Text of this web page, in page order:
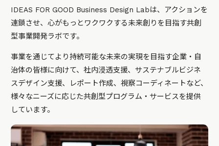
IDEAS FOR GOOD Business Design Labは、アクションを
連鎖させ、心がもっとワクワクする未来創りを目指す共創
型事業開発ラボです。
事業を通じてより持続可能な未来の実現を目指す企業・自
治体の皆様に向けて、社内浸透支援、サステナブルビジネ
スデザイン支援、レポート作成、視察コーディネートなど、
様々なニーズに応じた共創型プログラム・サービスを提供
しています。